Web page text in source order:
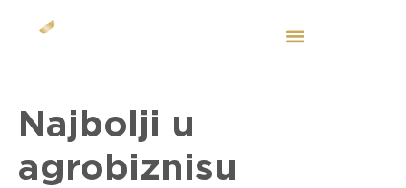
Najbolji u
agrobiznisu